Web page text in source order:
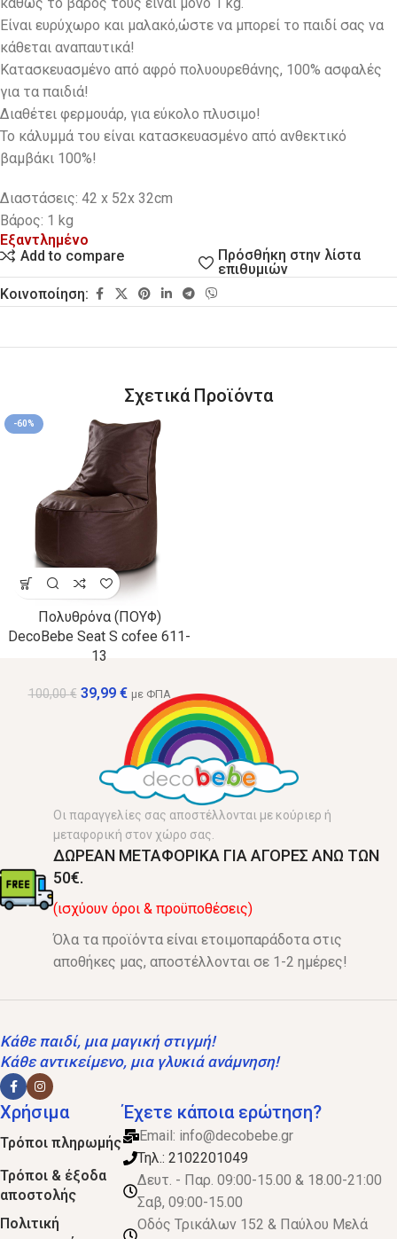
Eίναι ευρύχωρο και μαλακό,ώστε να μπορεί το παιδί σας να
κάθεται αναπαυτικά!
Κατασκευασμένο από αφρό πολυουρεθάνης, 100% ασφαλές
για τα παιδιά!
Διαθέτει φερμουάρ, για εύκολο πλυσιμο!
Το κάλυμμά του είναι κατασκευασμένο από ανθεκτικό
βαμβάκι 100%!
Διαστάσεις: 42 x 52x 32cm
Βάρος: 1 kg
Εξαντλημένο
Add to compare
Πρόσθήκη στην λίστα
επιθυμιών
Κοινοποίηση:
Σχετικά Προϊόντα
-60%
Πολυθρόνα (ΠΟΥΦ)
DecoBebe Seat S cofee 611-
13
100,00€ 39,99 € με ΦΠΑ
Οι παραγγελίες σας αποστέλλονται με κούριερ ή
μεταφορική στον χώρο σας.
ΔΩΡΕΑΝ ΜΕΤΑΦΟΡΙΚΑ ΓΙΑ ΑΓΟΡΕΣ ΑΝΩ ΤΩΝ
50€.
(ισχύουν όροι & προϋποθέσεις)
Όλα τα προϊόντα είναι ετοιμοπαράδοτα στις
αποθήκες μας, αποστέλλονται σε 1-2 ημέρες!
Κάθε παιδί, μια μαγική στιγμή!
Κάθε αντικείμενο, μια γλυκιά ανάμνηση!
Χρήσιμα
Τρόποι πληρωμής
Τρόποι & έξοδα
αποστολής
Πολιτική
Έχετε κάποια ερώτηση?
Email: info@decobebe.gr
Τηλ.: 2102201049
Δευτ. - Παρ. 09:00-15.00 & 18.00-21:00
Σαβ, 09:00-15.00
Οδός Τρικάλων 152 & Παύλου Μελά